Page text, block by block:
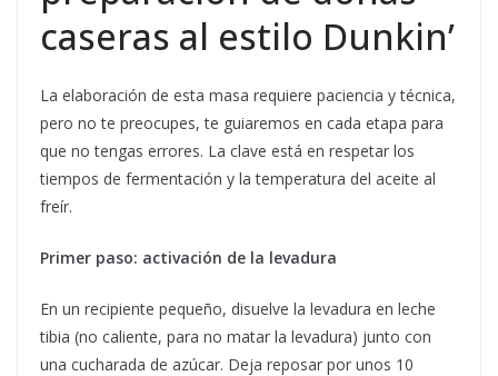
caseras al estilo Dunkin’
La elaboración de esta masa requiere paciencia y técnica,
pero no te preocupes, te guiaremos en cada etapa para
que no tengas errores. La clave está en respetar los
tiempos de fermentación y la temperatura del aceite al
freír.
Primer paso: activación de la levadura
En un recipiente pequeño, disuelve la levadura en leche
tibia (no caliente, para no matar la levadura) junto con
una cucharada de azúcar. Deja reposar por unos 10